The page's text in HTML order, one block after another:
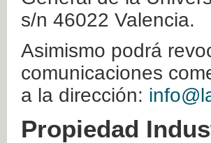
s/n 46022 Valencia.
Asimismo podrá
comunicaciones
a la dirección:
Propiedad